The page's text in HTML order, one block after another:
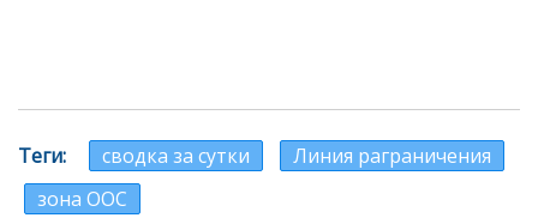
Теги сводка за сутки
Линия раграничения
зона ООС